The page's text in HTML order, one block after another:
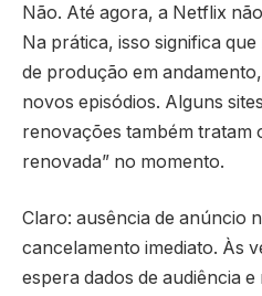
Não. Até agora, a Netflix
Na prática, isso significa
de produção em
novos episódios. Alguns
renovações também tratam
renovada” no momento.
Claro: ausência de anúncio
cancelamento imediato. Às
espera dados de audiência